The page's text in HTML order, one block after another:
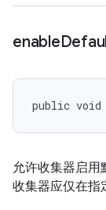
enable
public void
允许收集器启用
收集器应仅在指